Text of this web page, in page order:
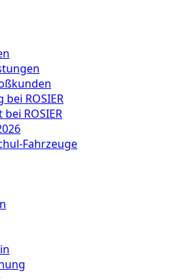
ROSIER
ROSIER
Fahrzeuge